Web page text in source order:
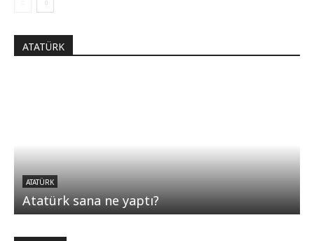
ATATÜRK
ATATÜRK
Atatürk sana ne yaptı?